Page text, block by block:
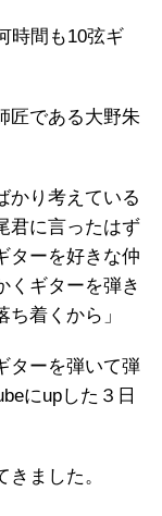
時間も10弦ギ
匠である大野朱
かり考えている
君に言ったはず
ターを好きな仲
くギターを弾き
着くから」
ターを弾いて弾
にupした３日
ました。